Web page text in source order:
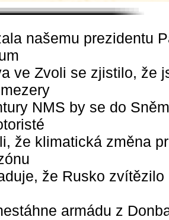
našemu prezidentu
ve Zvoli se zjistilo, že
NMS by se do
že klimatická změna
že Rusko zvítězilo
armádu z